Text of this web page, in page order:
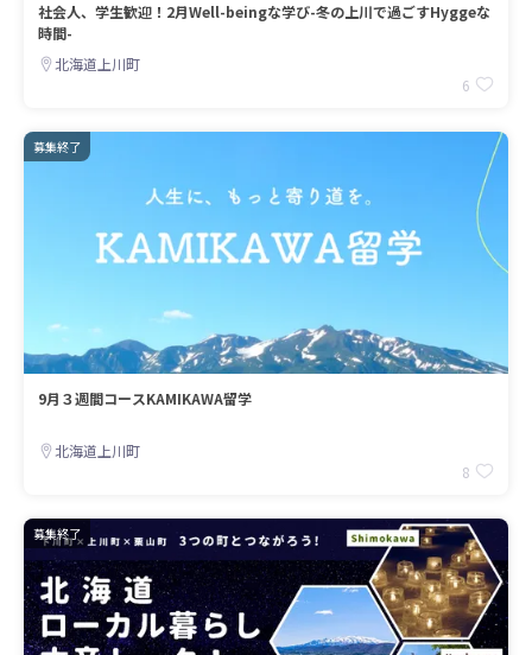
社会人、学生歓迎！2月Well-beingな学び-冬の上川で過ごすHyggeな
時間-
北海道上川町
6
募集終了
9月３週間コースKAMIKAWA留学
北海道上川町
8
募集終了